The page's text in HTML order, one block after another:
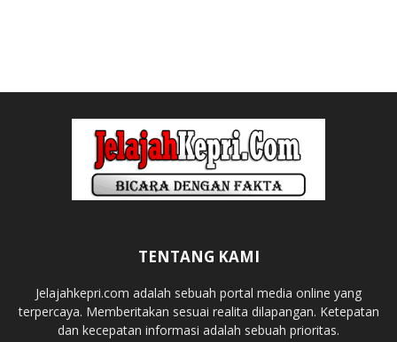
TENTANG KAMI
Jelajahkepri.com adalah sebuah portal media online yang
terpercaya. Memberitakan sesuai realita dilapangan. Ketepatan
dan kecepatan informasi adalah sebuah prioritas.